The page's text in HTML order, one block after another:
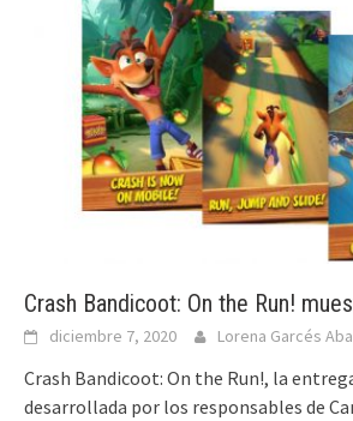
Crash Bandicoot: On the Run!
diciembre 7, 2020 Lorena Garcés
Crash Bandicoot: On the Run!, la
desarrollada por los responsables de